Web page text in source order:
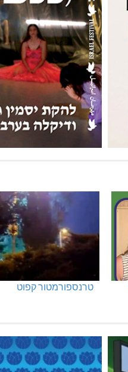
טרנספורמטור קפוט